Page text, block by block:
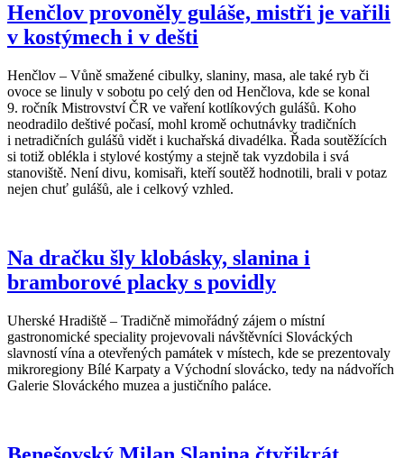
Henčlov provoněly guláše, mistři je vařili
v kostýmech i v dešti
Henčlov – Vůně smažené cibulky, slaniny, masa, ale také ryb či
ovoce se linuly v sobotu po celý den od Henčlova, kde se konal
9. ročník Mistrovství ČR ve vaření kotlíkových gulášů. Koho
neodradilo deštivé počasí, mohl kromě ochutnávky tradičních
i netradičních gulášů vidět i kuchařská divadélka. Řada soutěžících
si totiž oblékla i stylové kostýmy a stejně tak vyzdobila i svá
stanoviště. Není divu, komisaři, kteří soutěž hodnotili, brali v potaz
nejen chuť gulášů, ale i celkový vzhled.
Na dračku šly klobásky, slanina i
bramborové placky s povidly
Uherské Hradiště – Tradičně mimořádný zájem o místní
gastronomické speciality projevovali návštěvníci Slováckých
slavností vína a otevřených památek v místech, kde se prezentovaly
mikroregiony Bílé Karpaty a Východní slovácko, tedy na nádvořích
Galerie Slováckého muzea a justičního paláce.